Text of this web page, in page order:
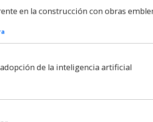
en la construcción con obras
de la inteligencia artificial